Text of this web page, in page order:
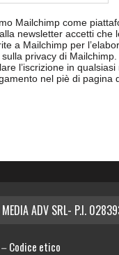
Mailchimp come
newsletter accetti che
a Mailchimp per
sulla privacy di Mailchimp
l’iscrizione in
nel piè di pagina
MEDIA ADV SRL- P.I.
– Codice etico